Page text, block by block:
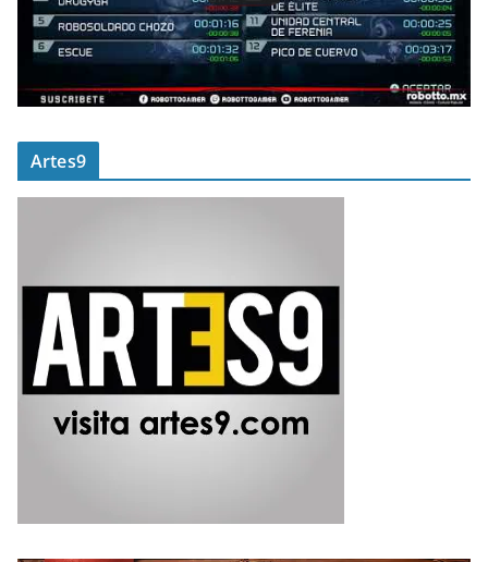
Artes9